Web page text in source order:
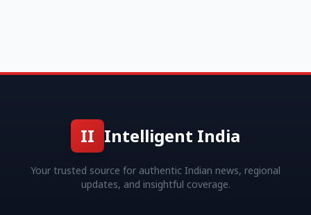
II Intelligent India
Your trusted source for authentic Indian news, regional
updates, and insightful coverage.